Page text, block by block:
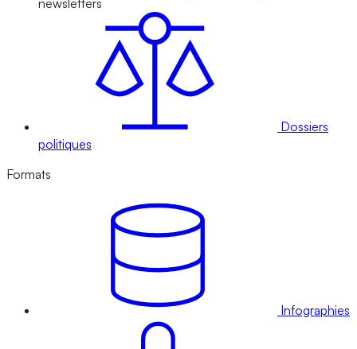
newsletters
Dossiers
politiques
Formats
Infographies